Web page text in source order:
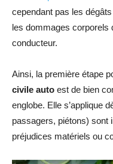
cependant pas les
les dommages corporels
conducteur.
Ainsi, la première étape
civile auto est de bien
englobe. Elle s’applique
passagers, piétons) sont
préjudices matériels ou